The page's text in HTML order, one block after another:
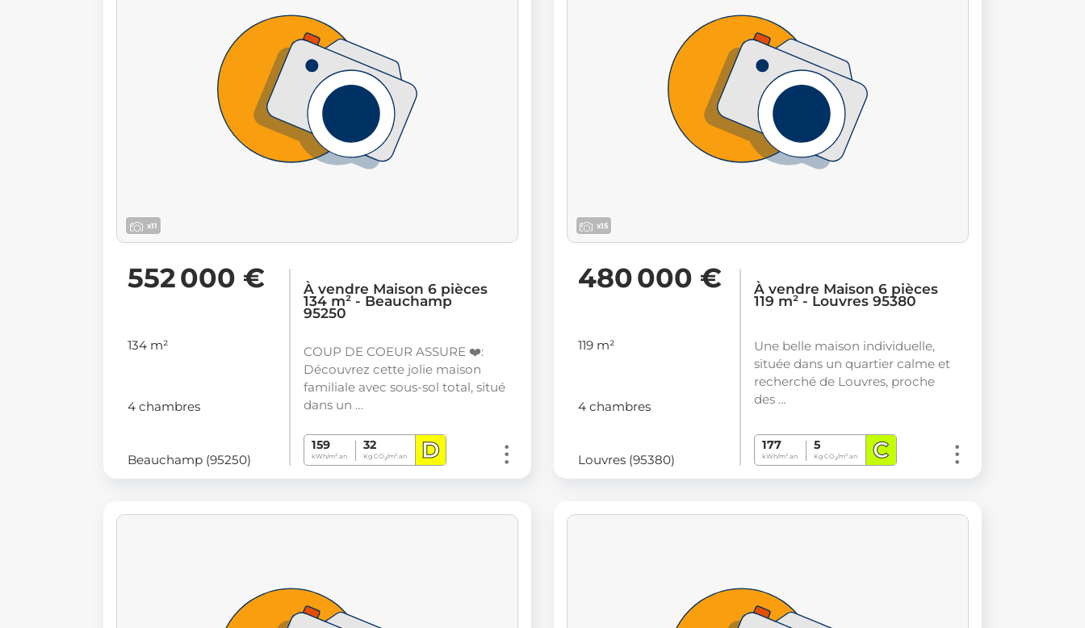
x11
552 000 €
134 m²
4 chambres
Beauchamp (95250)
À vendre Maison 6 pièces
134 m² - Beauchamp
95250
COUP DE COEUR ASSURE ❤️:
Découvrez cette jolie maison
familiale avec sous-sol total, situé
dans un …
159
kWh/m².an
32
Kg CO2/m².an D
x15
480 000 €
119 m²
4 chambres
Louvres (95380)
À vendre Maison 6 pièces
119 m² - Louvres 95380
Une belle maison individuelle,
située dans un quartier calme et
recherché de Louvres, proche
des …
177
kWh/m².an
5
Kg CO2/m².an C